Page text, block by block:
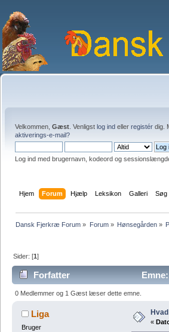
Velkommen, Gæst . Venligst log ind eller registér dig.
aktiverings-e-mail?
Log ind med brugernavn, kodeord og
Hjem Forum Hjælp Leksikon Galleri Søg
Dansk Fjerkræ Forum » Forum» Hønsegården»
Sider: [1]
Forfatter
0 Medlemmer og 1 Gæst læser dette emne.
Liga
Bruger
«